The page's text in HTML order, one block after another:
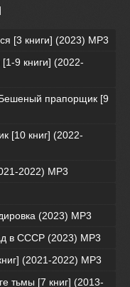
[3 книги] (2023) МР3
9 книги] (2022-
прапорщик [9
[10 книг] (2022-
2022) МР3
(2023) МР3
в СССР (2023) МР3
(2021-2022) MP3
тьмы [7 книг] (2013-